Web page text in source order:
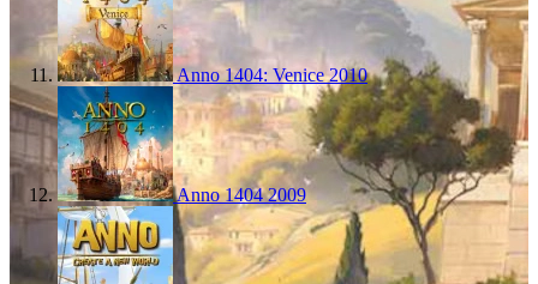
Anno 1404: Venice2010
Anno 14042009